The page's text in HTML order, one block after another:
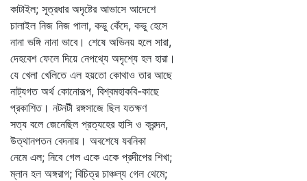
কাটাইল; সূত্রধার অদৃষ্টের আভাসে আদেশে
চালাইল নিজ নিজ পালা, কভু কেঁদে, কভু হেসে
নানা ভঙ্গি নানা ভাবে। শেষে অভিনয় হলে সারা,
দেহবেশ ফেলে দিয়ে নেপথ্যে অদৃশ্যে হল হারা।
যে খেলা খেলিতে এল হয়তো কোথাও তার আছে
নাট্যগত অর্থ কোনোরূপ, বিশ্বমহাকবি-কাছে
প্রকাশিত। নটনটী রঙ্গসাজে ছিল যতক্ষণ
সত্য বলে জেনেছিল প্রত্যহের হাসি ও ক্রন্দন,
উত্থানপতন বেদনায়। অবশেষে যবনিকা
নেমে এল; নিবে গেল একে একে প্রদীপের শিখা;
ম্লান হল অঙ্গরাগ; বিচিত্র চাঞ্চল্য গেল থেমে;